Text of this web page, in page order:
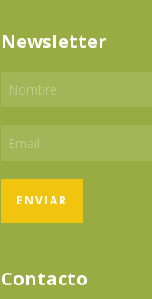
Newsletter
Contacto